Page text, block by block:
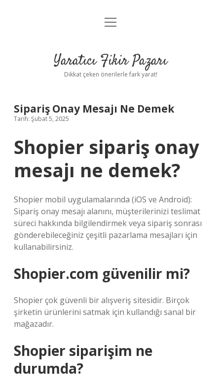
Anasayfa
Yasal Uyarı
menüyü
Yaratıcı Fikir Pazarı
Dikkat çeken önerilerle fark yarat!
Sipariş Onay Mesajı Ne Demek
Tarih: Şubat 5, 2025
Shopier sipariş onay
mesajı ne demek?
Shopier mobil uygulamalarında (iOS ve Android):
Sipariş onay mesajı alanını, müşterilerinizi teslimat
süreci hakkında bilgilendirmek veya sipariş sonrası
gönderebileceğiniz çeşitli pazarlama mesajları için
kullanabilirsiniz.
Shopier.com güvenilir mi?
Shopier çok güvenli bir alışveriş sitesidir. Birçok
şirketin ürünlerini satmak için kullandığı sanal bir
mağazadır.
Shopier siparişim ne
durumda?